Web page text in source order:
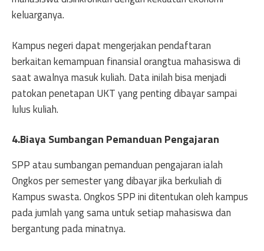
keluarganya.
Kampus negeri dapat mengerjakan pendaftaran
berkaitan kemampuan finansial orangtua mahasiswa di
saat awalnya masuk kuliah. Data inilah bisa menjadi
patokan penetapan UKT yang penting dibayar sampai
lulus kuliah.
4.Biaya Sumbangan Pemanduan Pengajaran
SPP atau sumbangan pemanduan pengajaran ialah
Ongkos per semester yang dibayar jika berkuliah di
Kampus swasta. Ongkos SPP ini ditentukan oleh kampus
pada jumlah yang sama untuk setiap mahasiswa dan
bergantung pada minatnya.